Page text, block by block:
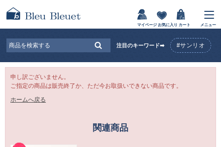
マイページ お気に入り カート メニュー
注目のキーワード➡ #サンリオ
申し訳ございません。
ご指定の商品は販売終了か、ただ今お取扱いできない商品です。
ホームへ戻る
関連商品